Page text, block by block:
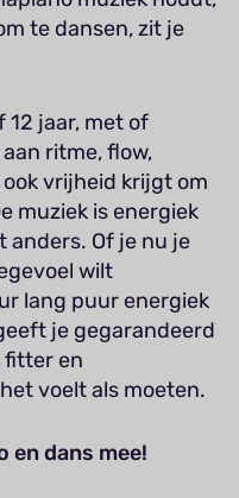
te dansen, zit je
12 jaar, met of
ritme, flow,
vrijheid krijgt om
muziek is energiek
anders. Of je nu je
wilt
lang puur energiek
je gegarandeerd
fitter en
voelt als moeten.
en dans mee!